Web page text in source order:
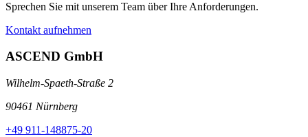
Sprechen Sie mit unserem Team über Ihre Anforderungen.
Kontakt aufnehmen
ASCEND GmbH
Wilhelm-Spaeth-Straße 2
90461 Nürnberg
+49 911-148875-20